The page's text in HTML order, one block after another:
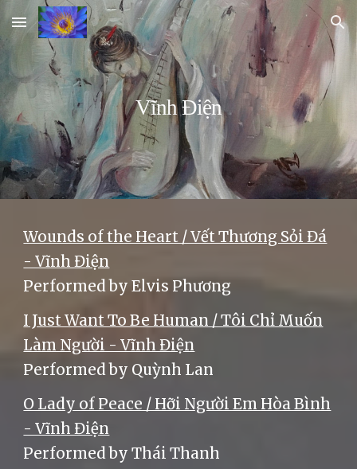
Skip to main content Skip to navigation
Vĩnh Điện
Wounds of the Heart / Vết Thương Sỏi Đá
- Vĩnh Điện
Performed by Elvis Phương
I Just Want To Be Human / Tôi Chỉ Muốn
Làm Người - Vĩnh Điện
Performed by Quỳnh Lan
O Lady of Peace / Hỡi Người Em Hòa Bình
- Vĩnh Điện
Performed by Thái Thanh